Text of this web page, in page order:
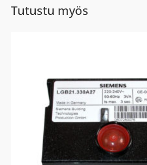
Tutustu myös